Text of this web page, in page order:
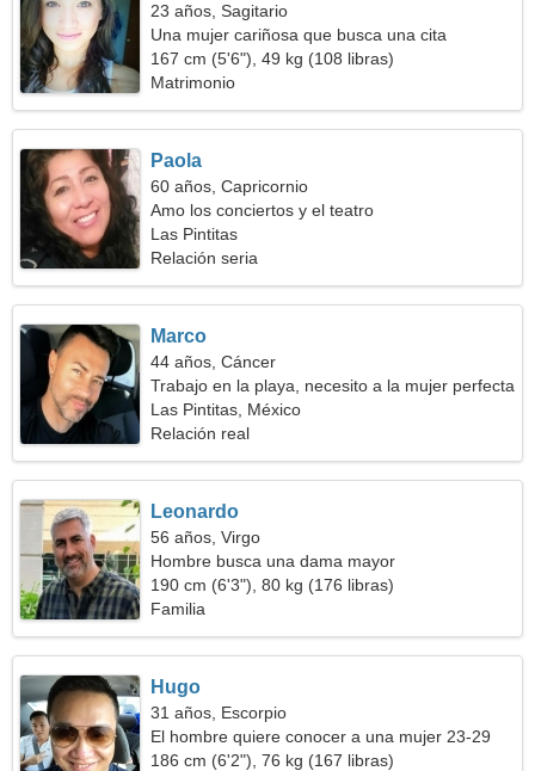
23 años, Sagitario
Una mujer cariñosa que busca una cita
167 cm (5'6"), 49 kg (108 libras)
Matrimonio
Paola
60 años, Capricornio
Amo los conciertos y el teatro
Las Pintitas
Relación seria
Marco
44 años, Cáncer
Trabajo en la playa, necesito a la mujer perfecta
Las Pintitas, México
Relación real
Leonardo
56 años, Virgo
Hombre busca una dama mayor
190 cm (6'3"), 80 kg (176 libras)
Familia
Hugo
31 años, Escorpio
El hombre quiere conocer a una mujer 23-29
186 cm (6'2"), 76 kg (167 libras)